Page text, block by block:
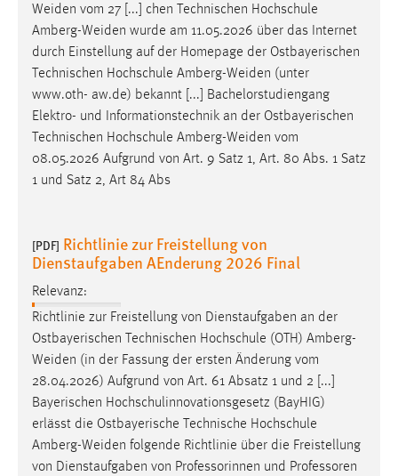
Technischen Hochschule Amberg-Weiden(unter
www.oth- aw.de) bekannt [...] Bachelorstudiengang
Elektro- und Informationstechnik an der Ostbayerischen
Technischen Hochschule Amberg-Weiden vom
08.05.2026 Aufgrund von Art. 9 Satz 1, Art. 80 Abs. 1 Satz
1 und Satz 2, Art 84 Abs
[PDF] Richtlinie zur Freistellung von
Richtlinie zur Freistellung von Dienstaufgaben an der
Ostbayerischen Technischen Hochschule (OTH)
Weiden(in der Fassung der ersten Änderung vom
28.04.2026) Aufgrund von Art. 61 Absatz 1 und 2 [...]
Bayerischen Hochschulinnovationsgesetz (BayHIG)
erlässt die Ostbayerische Technische Hochschule
Amberg-Weidenfolgende Richtlinie über die Freistellung
von Dienstaufgaben von Professorinnen und Professoren
[...] n und Projekt- Forschungsprofessuren bezogene
Richtlinie "Forschungsermäßigungen an der OTHAmberg-
Weiden" vom 13.04.2022. 2. Voraussetzungen für die